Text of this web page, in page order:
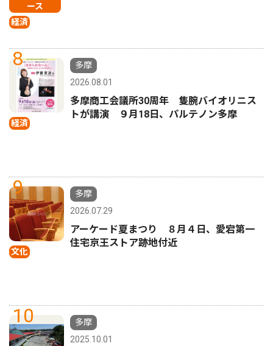
ース
経済
8
経済
多摩
2026.08.01
多摩商工会議所30周年 隻腕バイオリニス
トが講演 ９月18日、パルテノン多摩
9
文化
多摩
2026.07.29
アーケード夏まつり ８月４日、愛宕第一
住宅京王ストア跡地付近
10
多摩
2025.10.01